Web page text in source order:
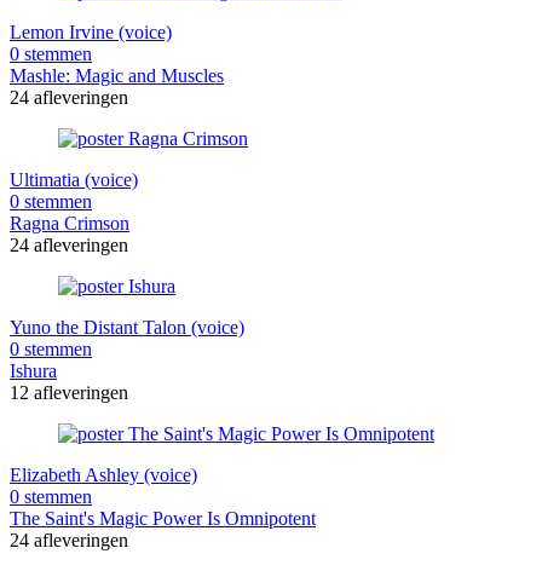
Lemon Irvine (voice)
0 stemmen
Mashle: Magic and Muscles
24 afleveringen
Ultimatia (voice)
0 stemmen
Ragna Crimson
24 afleveringen
Yuno the Distant Talon (voice)
0 stemmen
Ishura
12 afleveringen
Elizabeth Ashley (voice)
0 stemmen
The Saint's Magic Power Is Omnipotent
24 afleveringen